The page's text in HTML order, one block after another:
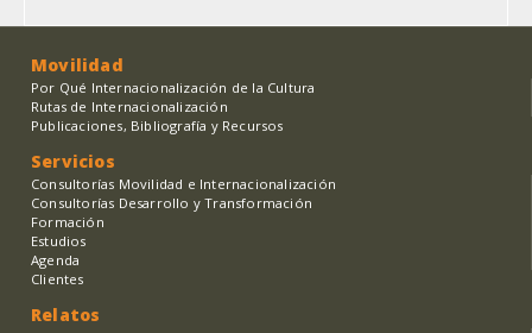
Movilidad
Por Qué Internacionalización de la Cultura
Rutas de Internacionalización
Publicaciones, Bibliografía y Recursos
Servicios
Consultorías Movilidad e Internacionalización
Consultorías Desarrollo y Transformación
Formación
Estudios
Agenda
Clientes
Relatos